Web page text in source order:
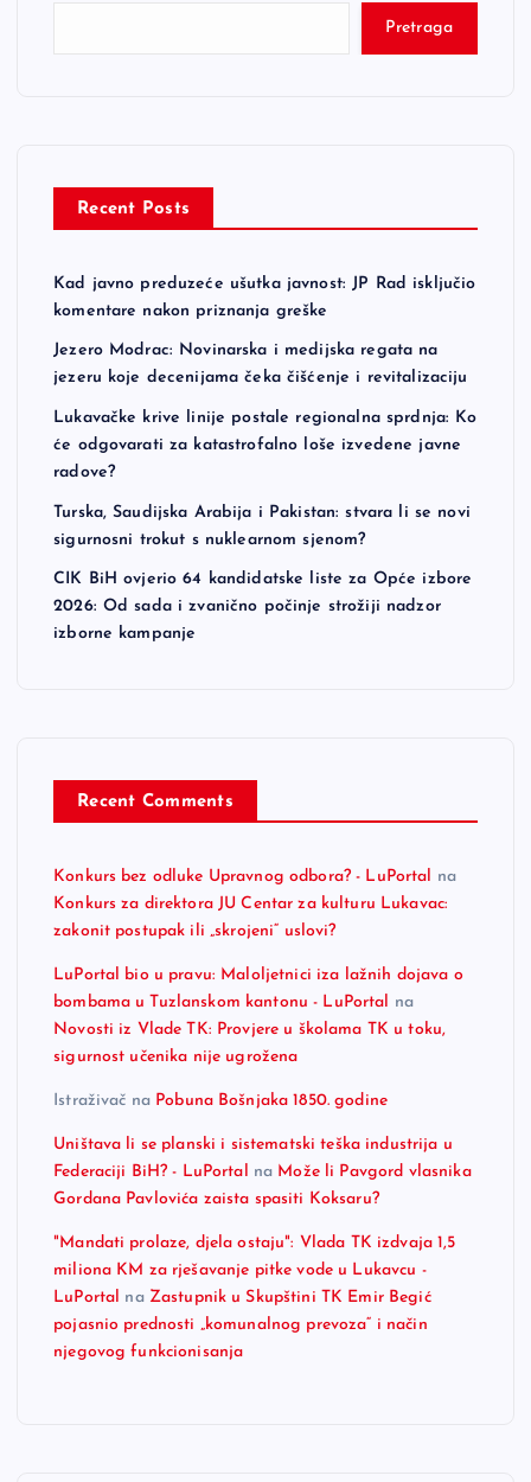
Pretraga
Recent Posts
Kad javno preduzeće ušutka javnost: JP Rad isključio
komentare nakon priznanja greške
Jezero Modrac: Novinarska i medijska regata na
jezeru koje decenijama čeka čišćenje i revitalizaciju
Lukavačke krive linije postale regionalna sprdnja: Ko
će odgovarati za katastrofalno loše izvedene javne
radove?
Turska, Saudijska Arabija i Pakistan: stvara li se novi
sigurnosni trokut s nuklearnom sjenom?
CIK BiH ovjerio 64 kandidatske liste za Opće izbore
2026: Od sada i zvanično počinje strožiji nadzor
izborne kampanje
Recent Comments
Konkurs bez odluke Upravnog odbora? - LuPortal na
Konkurs za direktora JU Centar za kulturu Lukavac:
zakonit postupak ili „skrojeni“ uslovi?
LuPortal bio u pravu: Maloljetnici iza lažnih dojava o
bombama u Tuzlanskom kantonu - LuPortal na
Novosti iz Vlade TK: Provjere u školama TK u toku,
sigurnost učenika nije ugrožena
Istraživač na Pobuna Bošnjaka 1850. godine
Uništava li se planski i sistematski teška industrija u
Federaciji BiH? - LuPortal na Može li Pavgord vlasnika
Gordana Pavlovića zaista spasiti Koksaru?
"Mandati prolaze, djela ostaju": Vlada TK izdvaja 1,5
miliona KM za rješavanje pitke vode u Lukavcu -
LuPortal na Zastupnik u Skupštini TK Emir Begić
pojasnio prednosti „komunalnog prevoza“ i način
njegovog funkcionisanja